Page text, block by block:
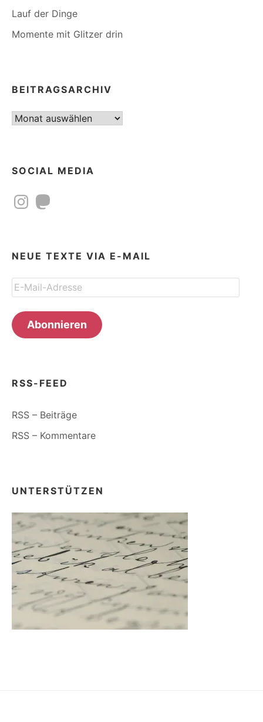
Lauf der Dinge
Momente mit Glitzer drin
BEITRAGSARCHIV
Beitragsarchiv
SOCIAL MEDIA
InstagramMastodon
NEUE TEXTE VIA E-MAIL
E-
Mail-
Adresse
Abonnieren
RSS-FEED
RSS – Beiträge
RSS – Kommentare
UNTERSTÜTZEN